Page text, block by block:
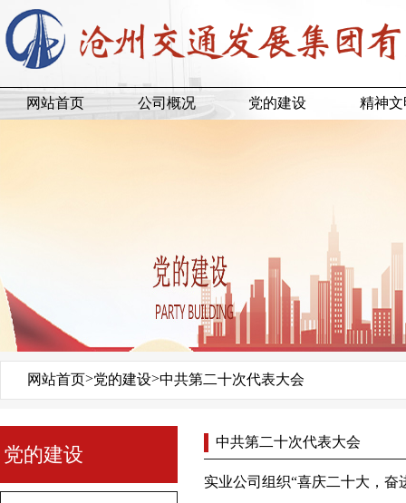
网站首页 公司概况 党的建设 精神文
网站首页>党的建设>中共第二十次代表大会
党的建设
中共第二十次代表大会
实业公司组织“喜庆二十大，奋